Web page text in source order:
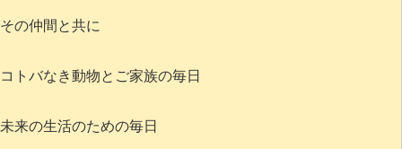
その仲間と共に
コトバなき動物とご家族の毎日
未来の生活のための毎日